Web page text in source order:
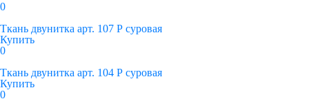
0
Ткань двунитка арт. 107 Р суровая
Купить
0
Ткань двунитка арт. 104 Р суровая
Купить
0